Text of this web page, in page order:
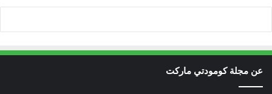
عن مجلة كومودتي ماركت